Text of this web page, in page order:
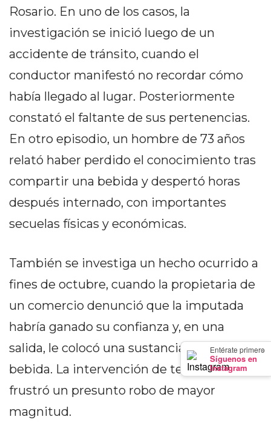
×
Entérate primero
Síguenos en
Instagram
MEJORES
WHEY
PROTEIN
EN
DÓNDE
COMPRAR
EL
GIMNASIO
DE
PERGAMINO
GRATIS
SUPLEMENTOS
EN
PERGAMINO:
DÓNDE
PROTEÍNA,
CREATINA
Y
Rosario. En uno de los casos, la
investigación se inició luego de un
accidente de tránsito, cuando el
conductor manifestó no recordar cómo
había llegado al lugar. Posteriormente
constató el faltante de sus pertenencias.
En otro episodio, un hombre de 73 años
relató haber perdido el conocimiento tras
compartir una bebida y despertó horas
después internado, con importantes
secuelas físicas y económicas.
También se investiga un hecho ocurrido a
fines de octubre, cuando la propietaria de
un comercio denunció que la imputada
habría ganado su confianza y, en una
salida, le colocó una sustancia en la
bebida. La intervención de terceros
frustró un presunto robo de mayor
magnitud.